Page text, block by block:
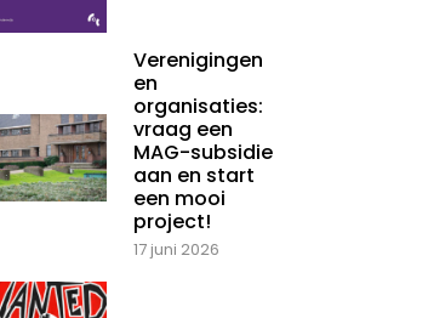
Verenigingen
en
organisaties:
vraag een
MAG-subsidie
aan en start
een mooi
project!
17 juni 2026